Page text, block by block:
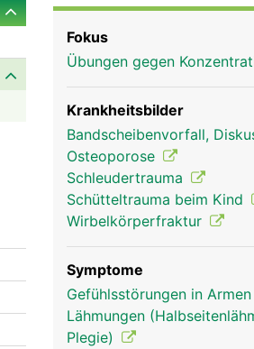
Halswirbelsäule Frau
Fokus
Übungen gegen
Krankheitsbilder
Bandscheibenvorfall,
Osteoporose
Schleudertrauma
Schütteltrauma beim Kind
Wirbelkörperfraktur
Symptome
Gefühlsstörungen in
Lähmungen
Plegie)